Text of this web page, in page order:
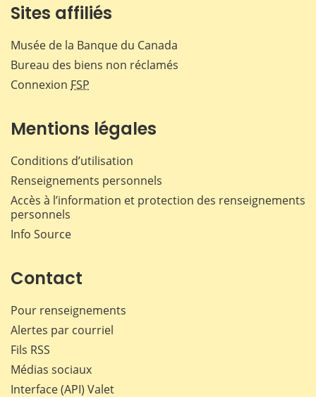
Sites affiliés
Musée de la Banque du Canada
Bureau des biens non réclamés
Connexion FSP
Mentions légales
Conditions d’utilisation
Renseignements personnels
Accès à l’information et protection des renseignements
personnels
Info Source
Contact
Pour renseignements
Alertes par courriel
Fils RSS
Médias sociaux
Interface (API) Valet